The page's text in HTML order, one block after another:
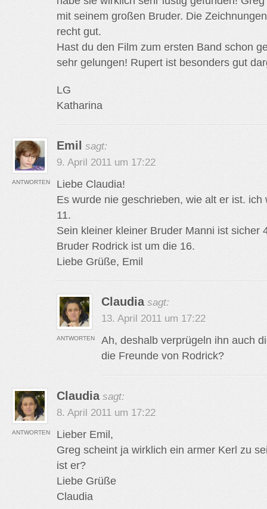
mit seinem großen Bruder. Die
recht gut.
Hast du den Film zum ersten Band schon
sehr gelungen! Rupert ist besonders gut
LG
Katharina
Emil
sagt:
9. April 2011 um 17:22
Liebe Claudia!
Es wurde nie geschrieben, wie alt er ist. ich
11.
Sein kleiner kleiner Bruder Manni ist sicher
Bruder Rodrick ist um die 16.
Liebe Grüße, Emil
ANTWORTEN
Claudia sagt:
13. April 2011 um 17:22
Ah, deshalb verprügeln ihn auch
die Freunde von Rodrick?
ANTWORTEN
Claudia sagt:
8. April 2011 um 17:22
Lieber Emil,
Greg scheint ja wirklich ein armer Kerl zu
ist er?
Liebe Grüße
Claudia
ANTWORTEN